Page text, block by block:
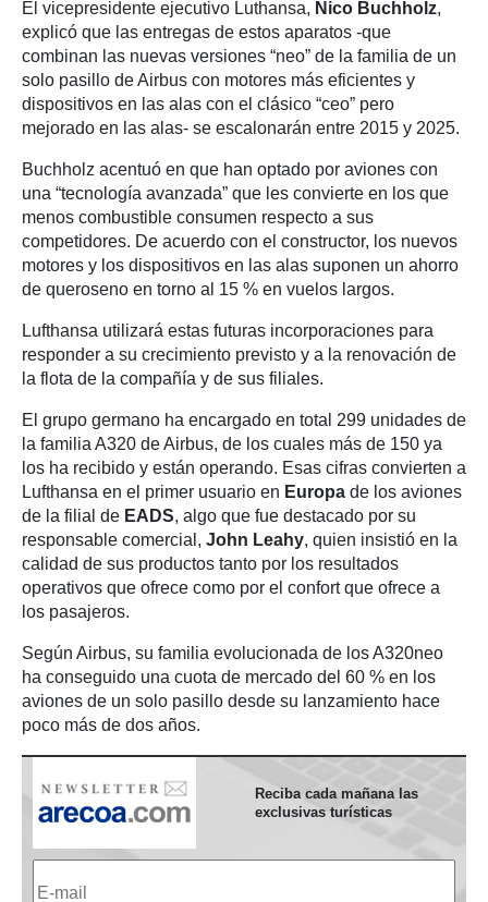
El vicepresidente ejecutivo Luthansa, Nico Buchholz,
explicó que las entregas de estos aparatos -que
combinan las nuevas versiones “neo” de la familia de un
solo pasillo de Airbus con motores más eficientes y
dispositivos en las alas con el clásico “ceo” pero
mejorado en las alas- se escalonarán entre 2015 y 2025.
Buchholz acentuó en que han optado por aviones con
una “tecnología avanzada” que les convierte en los que
menos combustible consumen respecto a sus
competidores. De acuerdo con el constructor, los nuevos
motores y los dispositivos en las alas suponen un ahorro
de queroseno en torno al 15 % en vuelos largos.
Lufthansa utilizará estas futuras incorporaciones para
responder a su crecimiento previsto y a la renovación de
la flota de la compañía y de sus filiales.
El grupo germano ha encargado en total 299 unidades de
la familia A320 de Airbus, de los cuales más de 150 ya
los ha recibido y están operando. Esas cifras convierten a
Lufthansa en el primer usuario en Europa de los aviones
de la filial de EADS, algo que fue destacado por su
responsable comercial, John Leahy, quien insistió en la
calidad de sus productos tanto por los resultados
operativos que ofrece como por el confort que ofrece a
los pasajeros.
Según Airbus, su familia evolucionada de los A320neo
ha conseguido una cuota de mercado del 60 % en los
aviones de un solo pasillo desde su lanzamiento hace
poco más de dos años.
Reciba cada mañana las
exclusivas turísticas